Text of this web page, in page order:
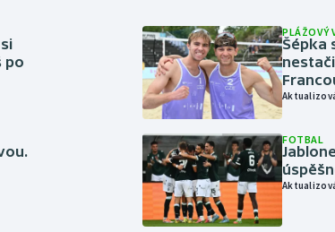
po
PLÁŽOVÝ
Šépka
FOTBAL